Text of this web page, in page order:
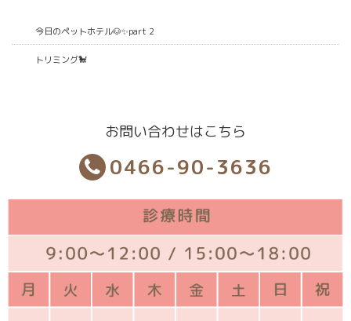
今日のペットホテル🐶✨part 2
トリミング🐩
お問い合わせはこちら
0466-90-3636